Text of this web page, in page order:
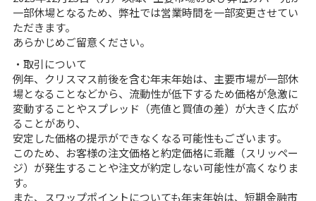
一部休場となるため、弊社では営業時間を一部変更させてい
ただきます。
あらかじめご留意ください。
・取引について
例年、クリスマス前後を含む年末年始は、主要市場が一部休
場となることなどから、流動性が低下するため価格が急激に
変動することやスプレッド（売値と買値の差）が大きく広が
ることがあり、
安定した価格の提示ができなくなる可能性もございます。
このため、お客様の注文価格と約定価格に乖離（スリッペー
ジ）が発生することや注文が約定しない可能性が高くなりま
す。
また、スワップポイントについても年末年始は、短期金融市